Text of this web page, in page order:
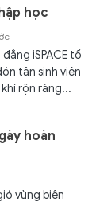
học
iSPACE tổ
tân sinh viên
rộn ràng...
hoàn
vùng biên